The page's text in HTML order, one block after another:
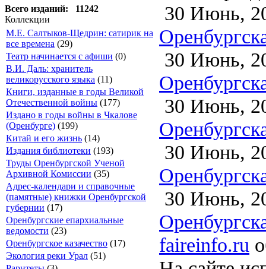
Всего изданий: 11242
Коллекции
М.Е. Салтыков-Щедрин: сатирик на
все времена (29)
Театр начинается с афиши (0)
В.И. Даль: хранитель
великорусского языка (11)
Книги, изданные в годы Великой
Отечественной войны (177)
Издано в годы войны в Чкалове
(Оренбурге) (199)
Китай и его жизнь (14)
Издания библиотеки (193)
Труды Оренбургской Ученой
Архивной Комиссии (35)
Адрес-календари и справочные
(памятные) книжки Оренбургской
губернии (17)
Оренбургские епархиальные
ведомости (23)
Оренбургское казачество (17)
Экология реки Урал (51)
30 Июнь,
30 Июнь,
30 Июнь,
30 Июнь,
30 Июнь,
faireinfo.ru